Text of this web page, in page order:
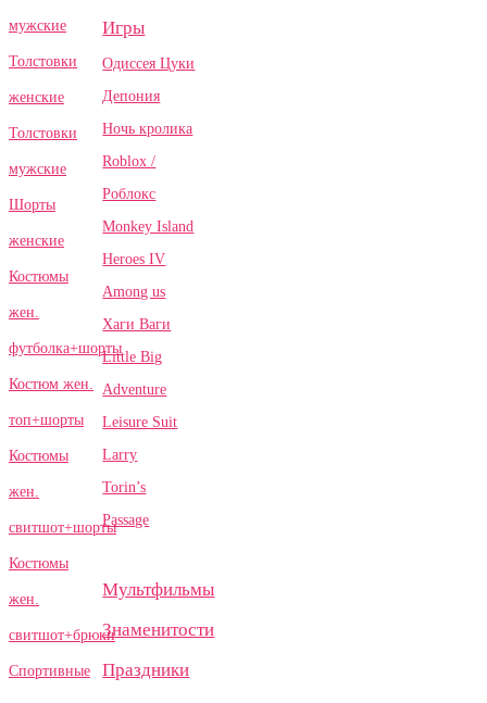
мужские
Толстовки
женские
Толстовки
мужские
Шорты
женские
Костюмы
жен.
футболка+шорты
Костюм жен.
топ+шорты
Костюмы
жен.
свитшот+шорты
Костюмы
жен.
свитшот+брюки
Спортивные
Игры
Одиссея Цуки
Депония
Ночь кролика
Roblox /
Роблокс
Monkey Island
Heroes IV
Among us
Хаги Ваги
Little Big
Adventure
Leisure Suit
Larry
Torin’s
Passage
Мультфильмы
Знаменитости
Праздники